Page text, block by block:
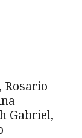
Rosario
Gabriel,